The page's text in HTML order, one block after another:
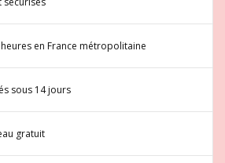
en France métropolitaine
sous 14 jours
gratuit